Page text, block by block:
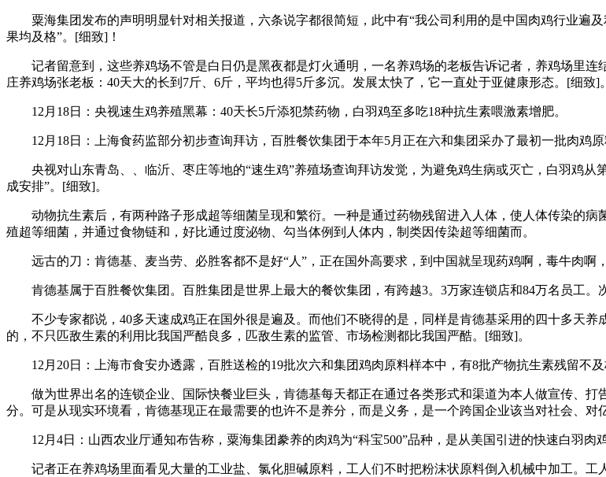
粟海集团发布的声明明显针对相关报道，六条说字都很简短，此中有“我公司利用的是中国肉鸡行业遍
果均及格”。[细致]！
记者留意到，这些养鸡场不管是白日仍是黑夜都是灯火通明，一名养鸡场的老板告诉记者，养鸡场里连
庄养鸡场张老板：40天大的长到7斤、6斤，平均也得5斤多沉。发展太快了，它一直处于亚健康形态。[细致]。
12月18日：央视速生鸡养殖黑幕：40天长5斤添犯禁药物，白羽鸡至多吃18种抗生素喂激素增肥。
12月18日：上海食药监部分初步查询拜访，百胜餐饮集团于本年5月正在六和集团采办了最初一批肉鸡原
央视对山东青岛、、临沂、枣庄等地的“速生鸡”养殖场查询拜访发觉，为避免鸡生病或灭亡，白羽鸡从
成安排”。[细致]。
动物抗生素后，有两种路子形成超等细菌呈现和繁衍。一种是通过药物残留进入人体，使人体传染的病
殖超等细菌，并通过食物链和，好比通过度泌物、勾当体例到人体内，制类因传染超等细菌而。
远古的刀：肯德基、麦当劳、必胜客都不是好“人”，正在国外高要求，到中国就呈现药鸡啊，毒牛肉啊
肯德基属于百胜餐饮集团。百胜集团是世界上最大的餐饮集团，有跨越3。3万家连锁店和84万名员工。
不少专家都说，40多天速成鸡正在国外很是遍及。而他们不晓得的是，同样是肯德基采用的四十多天养
的，不只匹敌生素的利用比我国严酷良多，匹敌生素的监管、市场检测都比我国严酷。[细致]。
12月20日：上海市食安办透露，百胜送检的19批次六和集团鸡肉原料样本中，有8批产物抗生素残留不及
做为世界出名的连锁企业、国际快餐业巨头，肯德基每天都正在通过各类形式和渠道为本人做宣传、打
分。可是从现实环境看，肯德基现正在最需要的也许不是养分，而是义务，是一个跨国企业该当对社会、对
12月4日：山西农业厅通知布告称，粟海集团豢养的肉鸡为“科宝500”品种，是从美国引进的快速白羽肉
记者正在养鸡场里面看见大量的工业盐、氯化胆碱原料，工人们不时把粉沫状原料倒入机械中加工。工